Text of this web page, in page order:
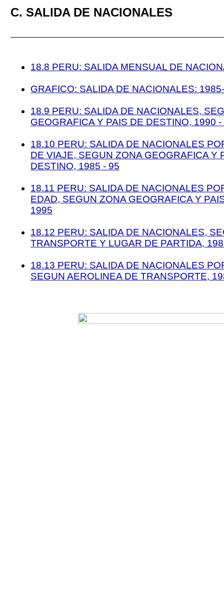
C. SALIDA DE NACIONALES
18.8 PERU: SALIDA MENSUAL DE
GRAFICO: SALIDA DE NACIONALES:
18.9 PERU: SALIDA DE NACIONALES,
GEOGRAFICA Y PAIS DE DESTINO, 1990 -
18.10 PERU: SALIDA DE NACIONALES
DE VIAJE, SEGUN ZONA GEOGRAFICA Y
DESTINO, 1985 - 95
18.11 PERU: SALIDA DE NACIONALES
EDAD, SEGUN ZONA GEOGRAFICA Y
1995
18.12 PERU: SALIDA DE NACIONALES,
TRANSPORTE Y LUGAR DE PARTIDA,
18.13 PERU: SALIDA DE NACIONALES
SEGUN AEROLINEA DE TRANSPORTE,